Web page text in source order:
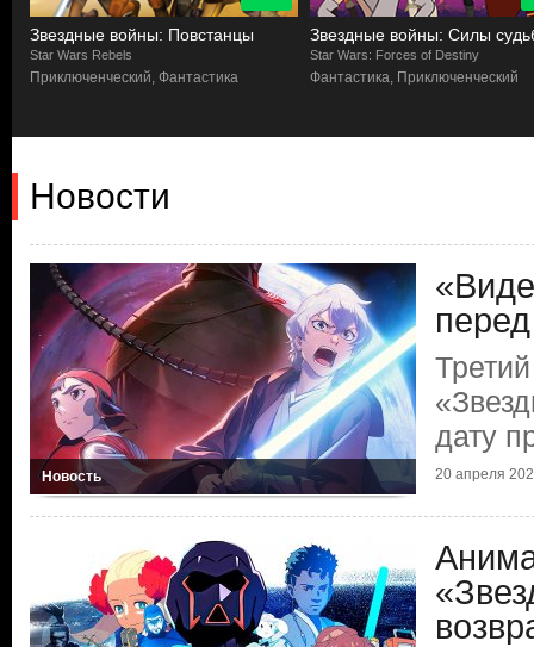
Звездные войны: Повстанцы
Star Wars Rebels
Приключенческий, Фантастика
Звездные войны: Силы
Star Wars: Forces of Destiny
Фантастика, Приключенческий
Новости
Новость
дату
20 апреля